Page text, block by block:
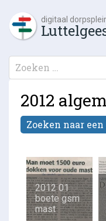
digitaal
2012
Zoeken naar
2012 01
boete gsm
mast